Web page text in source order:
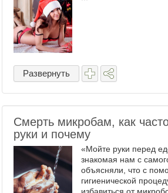
Развернуть
Смерть микробам, как
руки и почему
«Мойте руки перед
знакомая нам с
объясняли, что с
гигиенической